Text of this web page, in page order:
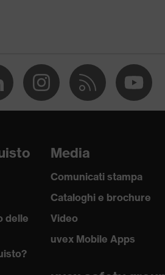
delle
Media
Comunicati stampa
Cataloghi e brochure
Video
uvex Mobile Apps